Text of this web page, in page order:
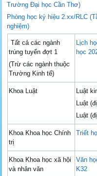
Trường Đại học Cần Thơ)
Phòng học ký hiệu 2.xx/RLC
nghiệm)
Tất cả các ngành
trúng tuyển đợt 1
(Trừ các ngành thuộc
Trường Kinh tế)
Lịch
học
Khoa Luật
Luật
Luật
Luật
Khoa Khoa học Chính
trị
Triết
Khoa Khoa học xã hội
và nhân văn
Văn
K32